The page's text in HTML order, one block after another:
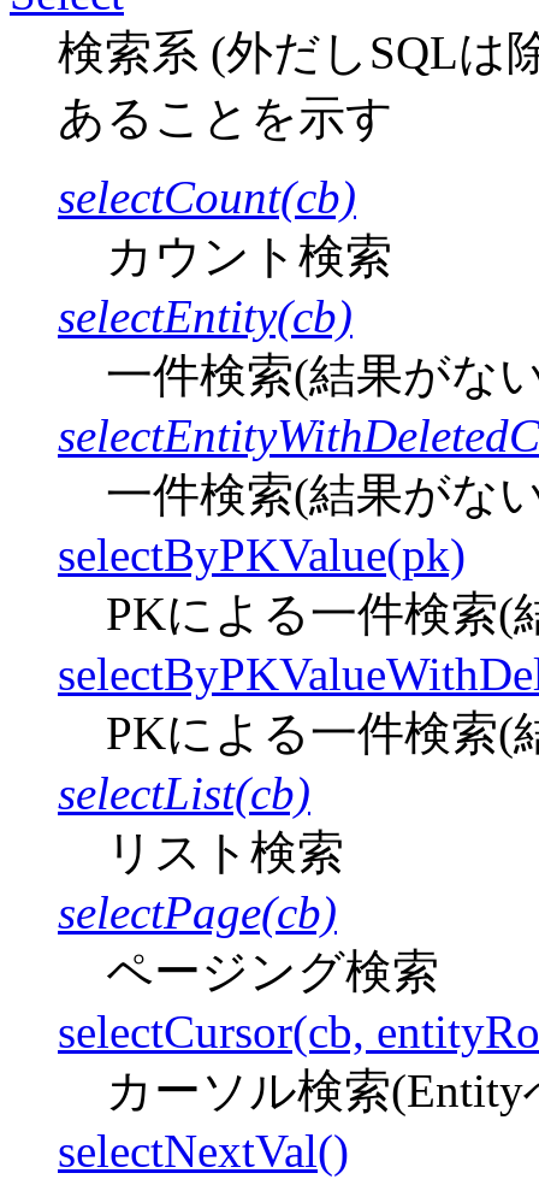
検索系 (外だしSQLは
あることを示す
selectCount(cb)
カウント検索
selectEntity(cb)
一件検索(結果がな
一件検索(結果がな
selectByPKValue(pk)
PKによる一件検索(
PKによる一件検索(
selectList(cb)
リスト検索
selectPage(cb)
ページング検索
selectCursor(cb,
カーソル検索
selectNextVal()